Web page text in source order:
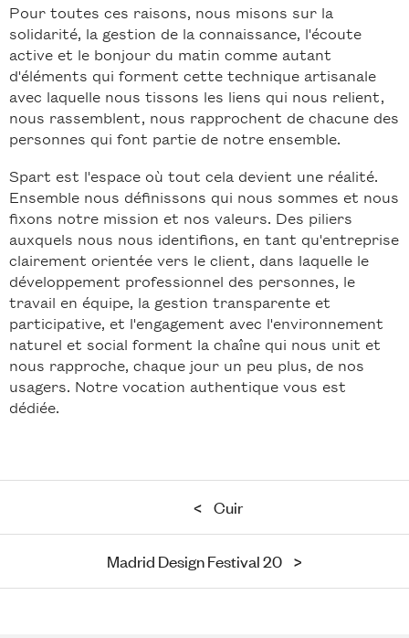
Pour toutes ces raisons, nous misons sur la
solidarité, la gestion de la connaissance, l'écoute
active et le bonjour du matin comme autant
d'éléments qui forment cette technique artisanale
avec laquelle nous tissons les liens qui nous relient,
nous rassemblent, nous rapprochent de chacune des
personnes qui font partie de notre ensemble.
Spart est l'espace où tout cela devient une réalité.
Ensemble nous définissons qui nous sommes et nous
fixons notre mission et nos valeurs. Des piliers
auxquels nous nous identifions, en tant qu'entreprise
clairement orientée vers le client, dans laquelle le
développement professionnel des personnes, le
travail en équipe, la gestion transparente et
participative, et l'engagement avec l'environnement
naturel et social forment la chaîne qui nous unit et
nous rapproche, chaque jour un peu plus, de nos
usagers. Notre vocation authentique vous est
dédiée.
< Cuir
Madrid Design Festival 20 >